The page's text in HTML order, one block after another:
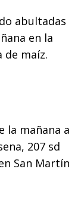
abultadas
en la
de maíz.
la mañana a
207 sd
San Martín